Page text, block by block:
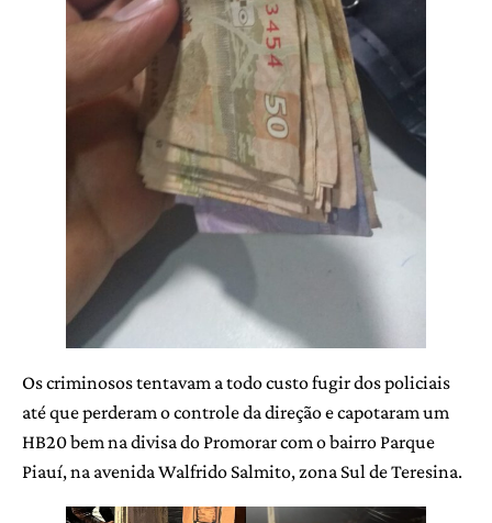
Os criminosos tentavam a todo custo fugir dos policiais
até que perderam o controle da direção e capotaram um
HB20 bem na divisa do Promorar com o bairro Parque
Piauí, na avenida Walfrido Salmito, zona Sul de Teresina.